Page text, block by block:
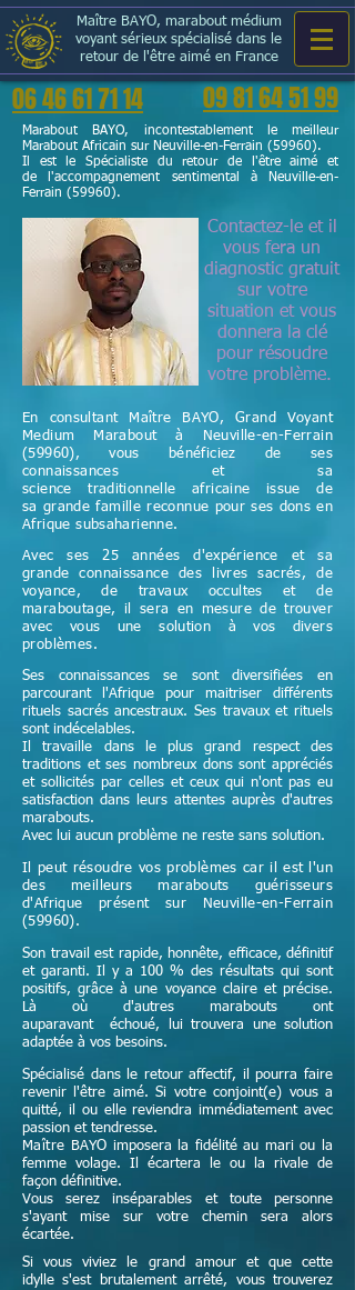
Maître BAYO, marabout médium
voyant sérieux spécialisé dans le
retour de l'être aimé en France
06 46 61 71 14 09 81 64 51 99
Marabout BAYO, incontestablement le meilleur
Marabout Africain sur Neuville-en-Ferrain (59960).
Il est le Spécialiste du retour de l'être aimé et
de l'accompagnement sentimental à Neuville-en-
Ferrain (59960).
Contactez-le et il
vous fera un
diagnostic gratuit
sur votre
situation et vous
donnera la clé
pour résoudre
votre problème.
En consultant Maître BAYO, Grand Voyant
Medium Marabout à Neuville-en-Ferrain
(59960), vous bénéficiez de ses
connaissances et sa
sciencetraditionnelle africaine issue de
sa grande famille reconnue pour ses dons en
Afrique subsaharienne.
Avec ses 25 années d'expérience et sa
grande connaissance des livres sacrés, de
voyance, de travaux occultes et de
maraboutage, il sera en mesure de trouver
avec vous une solution à vos divers
problèmes.
Ses connaissances se sont diversifiées en
parcourant l'Afrique pour maitriser différents
rituels sacrés ancestraux. Ses travaux et rituels
sont indécelables.
Il travaille dans le plus grand respect des
traditions et ses nombreux dons sont appréciés
et sollicités par celles et ceux qui n'ont pas eu
satisfaction dans leurs attentes auprès d'autres
marabouts.
Avec lui aucun problème ne reste sans solution.
Il peut résoudre vos problèmes car il est l'un
des meilleurs marabouts guérisseurs
d'Afrique présent sur Neuville-en-Ferrain
(59960).
Son travail est rapide, honnête, efficace, définitif
et garanti. Il y a 100 % des résultats qui sont
positifs, grâce à une voyance claire et précise.
Là où d'autres marabouts ont
auparavant échoué, lui trouvera une solution
adaptée à vos besoins.
Spécialisé dans le retour affectif, il pourra faire
revenir l'être aimé. Si votre conjoint(e) vous a
quitté, il ou elle reviendra immédiatement avec
passion et tendresse.
Maître BAYO imposera la fidélité au mari ou la
femme volage. Il écartera le ou la rivale de
façon définitive.
Vous serez inséparables et toute personne
s'ayant mise sur votre chemin sera alors
écartée.
Si vous viviez le grand amour et que cette
idylle s'est brutalement arrêté, vous trouverez